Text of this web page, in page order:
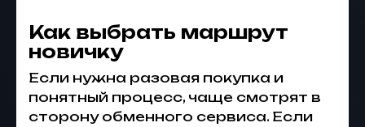
Как выбрать маршрут
новичку
Если нужна разовая покупка и
понятный процесс, чаще смотрят в
сторону обменного сервиса. Если